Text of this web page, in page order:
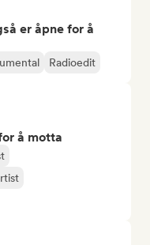
er åpne for å
Radioedit
å motta